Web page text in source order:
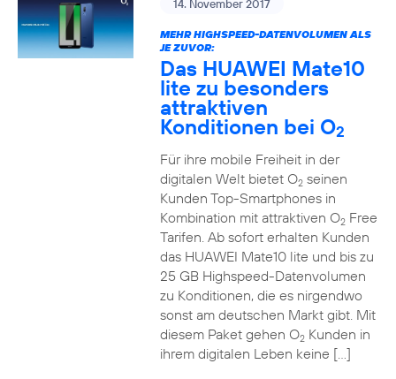
14. November 2017
MEHR HIGHSPEED-DATENVOLUMEN ALS
JE ZUVOR:
Das HUAWEI Mate10
lite zu besonders
attraktiven
Konditionen bei O2
Für ihre mobile Freiheit in der
digitalen Welt bietet O2seinen
Kunden Top-Smartphones in
Kombination mit attraktiven O2Free
Tarifen. Ab sofort erhalten Kunden
das HUAWEI Mate10 lite und bis zu
25 GB Highspeed-Datenvolumen
zu Konditionen, die es nirgendwo
sonst am deutschen Markt gibt. Mit
diesem Paket gehen O2Kunden in
ihrem digitalen Leben keine […]